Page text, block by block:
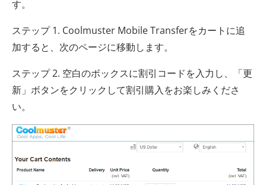
す。
ステップ 1. Coolmuster Mobile Transferをカートに追
加すると、次のページに移動します。
ステップ 2. 空白のボックスに割引コードを入力し、「更
新」ボタンをクリックして割引購入をお楽しみくださ
い。